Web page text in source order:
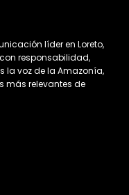
líder en Loreto,
responsabilidad,
la voz de la Amazonía,
más relevantes de